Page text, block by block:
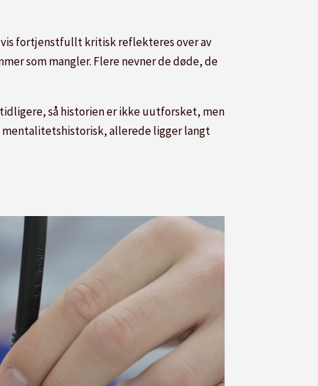
fortjenstfullt kritisk reflekteres over av
som mangler. Flere nevner de døde, de
så historien er ikke uutforsket, men
mentalitetshistorisk, allerede ligger langt